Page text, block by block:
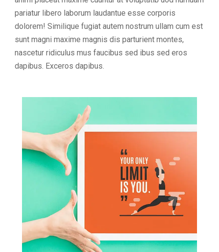
pariatur libero laborum laudantue esse corporis
dolorem! Similique fugiat autem nostrum ullam cum est
sunt magni maxime magnis dis parturient montes,
nascetur ridiculus mus faucibus sed ibus sed eros
dapibus. Exceros dapibus.